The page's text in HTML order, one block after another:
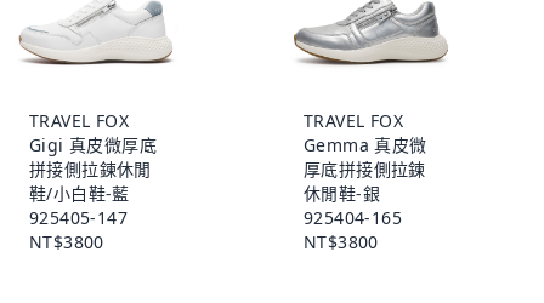
TRAVEL FOX
Gigi 真皮微厚底
拼接側拉鍊休閒
鞋/小白鞋-藍
925405-147
NT$3800
TRAVEL FOX
Gemma 真皮微
厚底拼接側拉鍊
休閒鞋-銀
925404-165
NT$3800